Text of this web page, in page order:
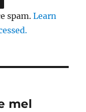
spam.Learn
mel